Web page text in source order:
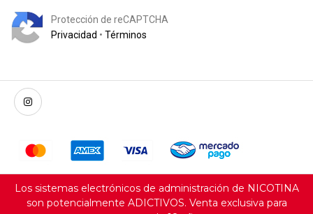
Protección de reCAPTCHA
Privacidad • Términos
Los sistemas electrónicos de administración de NICOTINA
son potencialmente ADICTIVOS. Venta exclusiva para